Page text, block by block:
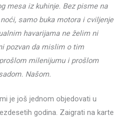
mesa iz kuhinje. Bez pisme na
samo buka motora i cviljenje
havarijama ne želim ni
pozvan da mislim o tim
milenijumu i prošlom
Našom.
je još jednom objedovati u
godina. Zaigrati na karte